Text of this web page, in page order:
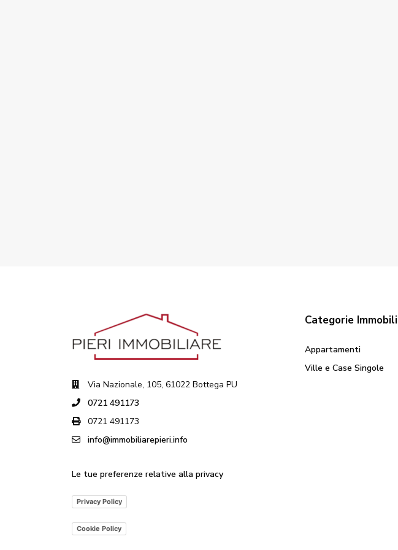
Via Nazionale, 105, 61022 Bottega PU
0721 491173
0721 491173
info@immobiliarepieri.info
Le tue preferenze relative alla privacy
Privacy Policy
Cookie Policy
Categorie Immobili
Appartamenti
Ville e Case Singole